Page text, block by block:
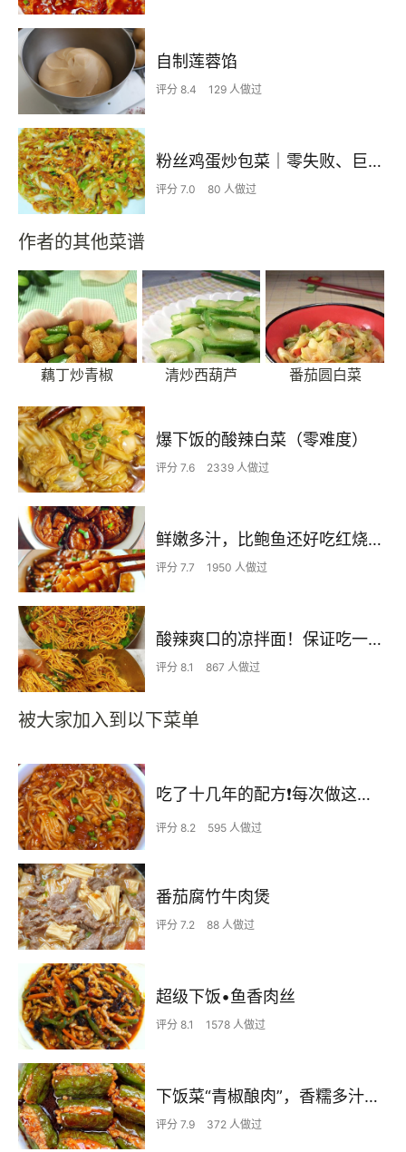
自制莲蓉馅
评分 8.4 129 人做过
粉丝鸡蛋炒包菜｜零失败、巨下饭
评分 7.0 80 人做过
作者的其他菜谱
藕丁炒青椒 清炒西葫芦 番茄圆白菜
爆下饭的酸辣白菜（零难度）
评分 7.6 2339 人做过
鲜嫩多汁，比鲍鱼还好吃红烧香菇
评分 7.7 1950 人做过
酸辣爽口的凉拌面！保证吃一次就上瘾
评分 8.1 867 人做过
被大家加入到以下菜单
吃了十几年的配方❗️每次做这至少吃2碗
评分 8.2 595 人做过
番茄腐竹牛肉煲
评分 7.2 88 人做过
超级下饭•鱼香肉丝
评分 8.1 1578 人做过
下饭菜“青椒酿肉”，香糯多汁鲜嫩下饭
评分 7.9 372 人做过